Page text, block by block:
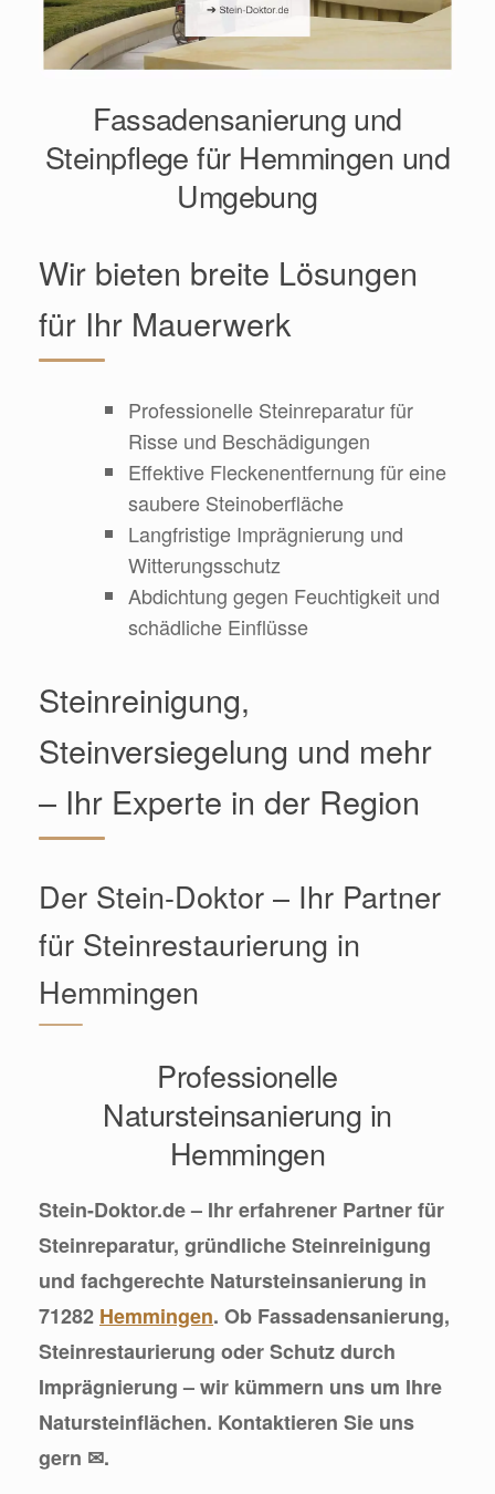
Fassadensanierung und
Steinpflege für Hemmingen und
Umgebung
Wir bieten breite Lösungen
für Ihr Mauerwerk
Professionelle Steinreparatur für
Risse und Beschädigungen
Effektive Fleckenentfernung für eine
saubere Steinoberfläche
Langfristige Imprägnierung und
Witterungsschutz
Abdichtung gegen Feuchtigkeit und
schädliche Einflüsse
Steinreinigung,
Steinversiegelung und mehr
– Ihr Experte in der Region
Der Stein-Doktor – Ihr Partner
für Steinrestaurierung in
Hemmingen
Professionelle
Natursteinsanierung in
Hemmingen
Stein-Doktor.de – Ihr erfahrener Partner für
Steinreparatur, gründliche Steinreinigung
und fachgerechte Natursteinsanierung in
71282 Hemmingen. Ob Fassadensanierung,
Steinrestaurierung oder Schutz durch
Imprägnierung – wir kümmern uns um Ihre
Natursteinflächen. Kontaktieren Sie uns
gern ✉.